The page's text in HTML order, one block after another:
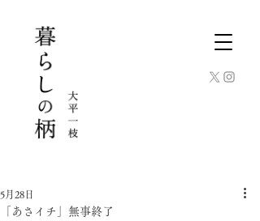
「あさイチ」無事終了
5月28日